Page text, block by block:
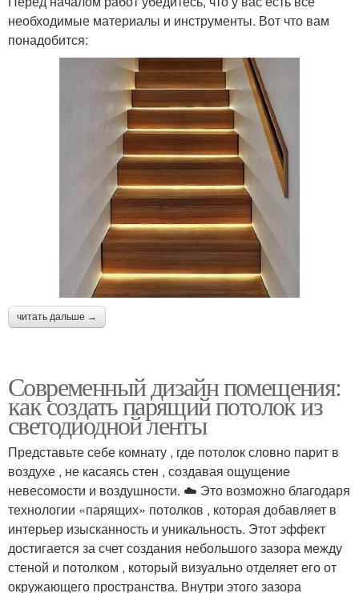
необходимые материалы и инструменты. Вот что вам
понадобится:
читать дальше →
Современный дизайн помещения:
как создать парящий потолок из
светодиодной ленты
Представьте себе комнату , где потолок словно парит в
воздухе , не касаясь стен , создавая ощущение
невесомости и воздушности. ☁️ Это возможно благодаря
технологии «парящих» потолков , которая добавляет в
интерьер изысканность и уникальность. Этот эффект
достигается за счет создания небольшого зазора между
стеной и потолком , который визуально отделяет его от
окружающего пространства. Внутри этого зазора